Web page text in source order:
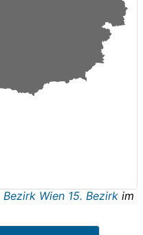
Bezirk Wien 15. Bezirk im